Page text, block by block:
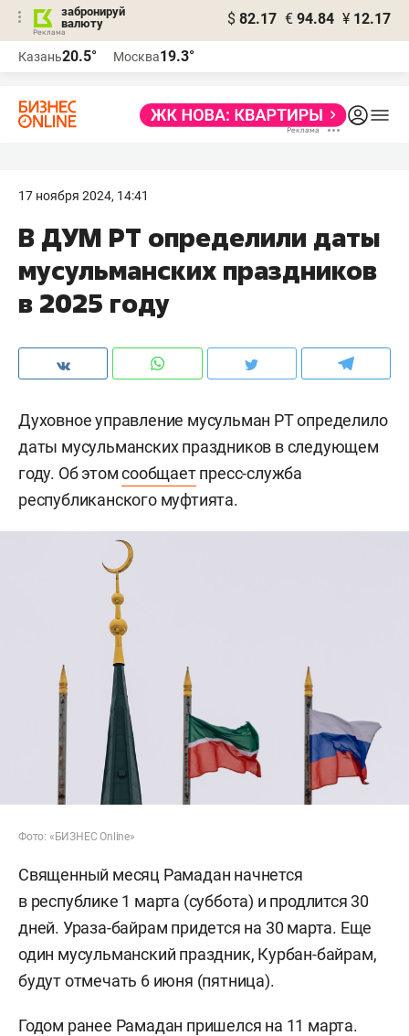
забронируй
валюту
$ 82.17 € 94.84 ¥ 12.17
Казань20.5° Москва19.3°
17 ноября 2024, 14:41
В ДУМ РТ определили даты
мусульманских праздников
в 2025 году
Духовное управление мусульман РТ определило
даты мусульманских праздников в следующем
году. Об этомсообщаетпресс-служба
республиканского муфтията.
Фото: «БИЗНЕС Online»
Священный месяц Рамадан начнется
в республике 1 марта (суббота) и продлится 30
дней. Ураза-байрам придется на 30 марта. Еще
один мусульманский праздник, Курбан-байрам,
будут отмечать 6 июня (пятница).
Годом ранее Рамадан пришелся на 11 марта.